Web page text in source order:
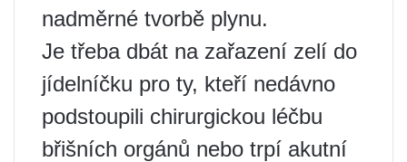
nadměrné tvorbě plynu.
Je třeba dbát na zařazení zelí do
jídelníčku pro ty, kteří nedávno
podstoupili chirurgickou léčbu
břišních orgánů nebo trpí akutní